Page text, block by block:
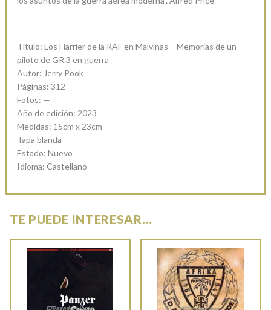
Título: Los Harrier de la RAF en Malvinas – Memorias de un
piloto de GR.3 en guerra
Autor: Jerry Pook
Páginas: 312
Fotos: —
Año de edición: 2023
Medidas: 15cm x 23cm
Tapa blanda
Estado: Nuevo
Idioma: Castellano
TE PUEDE INTERESAR...